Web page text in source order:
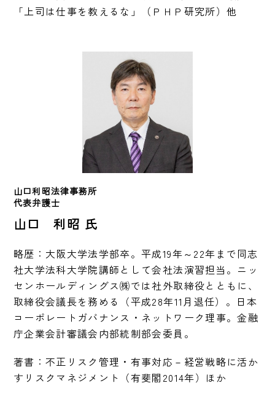
「上司は仕事を教えるな」（ＰＨＰ研究所）他
山口利昭法律事務所
代表弁護士
山口 利昭 氏
略歴：大阪大学法学部卒。平成19年～22年まで同志
社大学法科大学院講師として会社法演習担当。ニッ
センホールディングス㈱では社外取締役とともに、
取締役会議長を務める（平成28年11月退任）。日本
コーポレートガバナンス・ネットワーク理事。金融
庁企業会計審議会内部統制部会委員。
著書：不正リスク管理・有事対応－経営戦略に活か
すリスクマネジメント（有斐閣2014年）ほか